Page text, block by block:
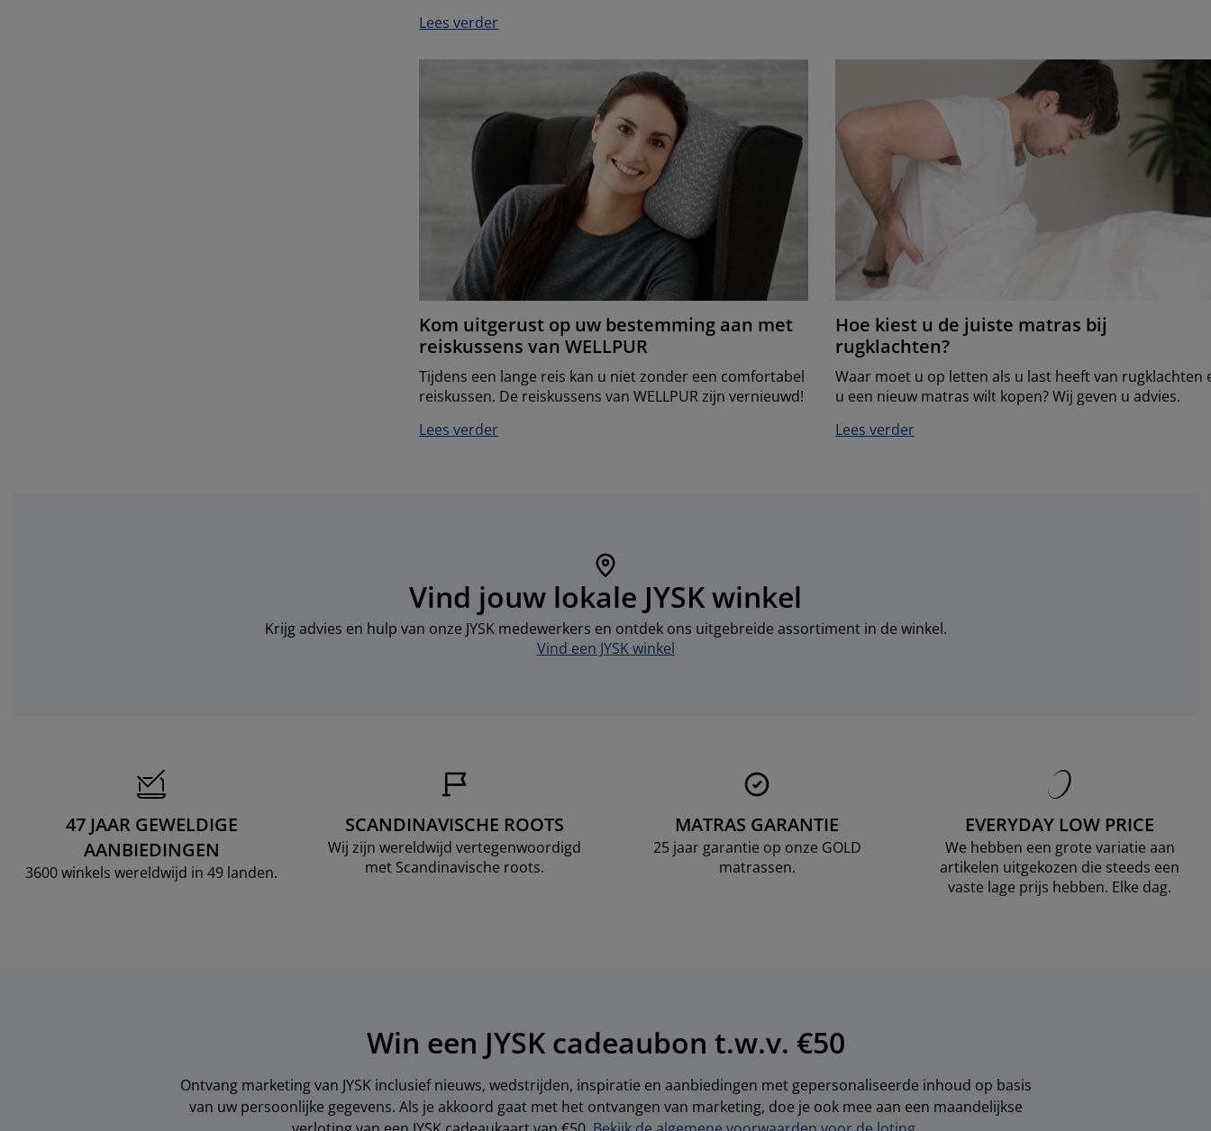
Lees verder
Kom uitgerust op uw bestemming aan met
reiskussens van WELLPUR
Tijdens een lange reis kan u niet zonder een comfortabel
reiskussen. De reiskussens van WELLPUR zijn vernieuwd!
Lees verder
Hoe kiest u de juiste matras bij
rugklachten?
Waar moet u op letten als u last heeft van rugklachten
u een nieuw matras wilt kopen? Wij geven u advies.
Lees verder
Vind jouw lokale JYSK winkel
Krijg advies en hulp van onze JYSK medewerkers en ontdek ons uitgebreide assortiment in de winkel.
Vind een JYSK winkel
47 JAAR GEWELDIGE
AANBIEDINGEN
3600 winkels wereldwijd in 49 landen.
SCANDINAVISCHE ROOTS
Wij zijn wereldwijd vertegenwoordigd
met Scandinavische roots.
MATRAS GARANTIE
25 jaar garantie op onze GOLD
matrassen.
EVERYDAY LOW PRICE
We hebben een grote variatie aan
artikelen uitgekozen die steeds een
vaste lage prijs hebben. Elke dag.
Win een JYSK cadeaubon t.w.v. €50
Ontvang marketing van JYSK inclusief nieuws, wedstrijden, inspiratie en aanbiedingen met gepersonaliseerde inhoud op basis
van uw persoonlijke gegevens. Als je akkoord gaat met het ontvangen van marketing, doe je ook mee aan een maandelijkse